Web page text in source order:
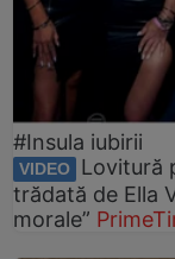
#Insula iubirii
VIDEO
Lovitură
trădată de Ella
morale”